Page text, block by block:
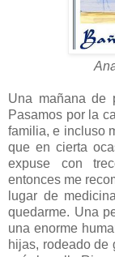
Una mañana de
Pasamos por la
familia, e incluso
que en cierta
expuse con
entonces me
lugar de
quedarme. Una
una enorme
hijas, rodeado de